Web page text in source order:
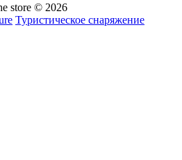
store © 2026
Туристическое снаряжение